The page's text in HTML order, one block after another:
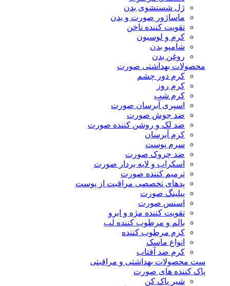
ژل شستشوی بدن
ماساژور صورت و بدن
تقویت کننده ناخن
کرم و لوسیون
شامپو بدن
روغن بدن
محصولات بهداشتی صورت
کرم دور چشم
کرم روز
کرم شب
اسپری آبرسان صورت
ضد جوش صورت
ضد لک و روشن کننده صورت
کرم آبرسان
سرم پوست
ضد چروک صورت
اسکراب و لایه بردار صورت
ترمیم کننده صورت
پدهای تخصصی مراقبت از پوست
پیلینگ صورت
اسنس صورت
تقویت کننده مژه و ابرو
بالم و مرطوب کننده لب
کرم مرطوب کننده
انواع ماسک
کرم ضد آفتاب
ست محصولات بهداشتی و مراقبتی
پاک کننده های صورت
شیر پاک کن